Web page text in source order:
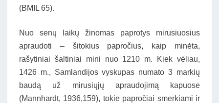
(BMIL 65).
Nuo senų laikų žinomas paprotys mirusiuosius
apraudoti – šitokius papročius, kaip minėta,
rašytiniai šaltiniai mini nuo 1210 m. Kiek vėliau,
1426 m., Samlandijos vyskupas numato 3 markių
baudą už mirusiųjų apraudojimą kapuose
(Mannhardt, 1936,159), tokie papročiai smerkiami ir